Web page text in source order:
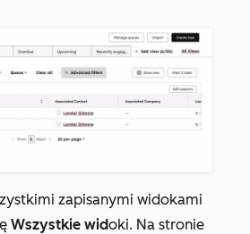
zapisanymi widokami
Wszystkie widoki. Na stronie